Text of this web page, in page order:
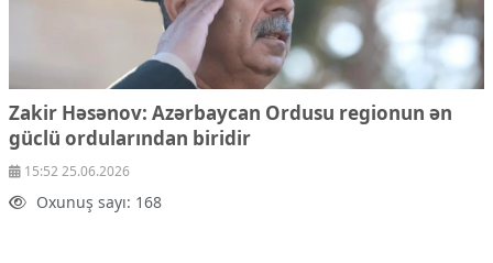
Zakir Həsənov: Azərbaycan Ordusu regionun ən
güclü ordularından biridir
15:52 25.06.2026
Oxunuş sayı: 168